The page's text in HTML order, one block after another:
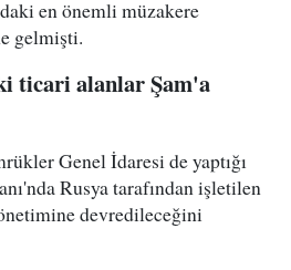
en önemli müzakere
gelmişti.
ticari alanlar Şam'a
Genel İdaresi de yaptığı
Rusya tarafından işletilen
devredileceğini